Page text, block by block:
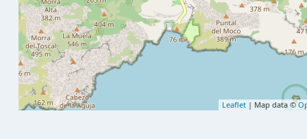
Leaflet| Map data ©